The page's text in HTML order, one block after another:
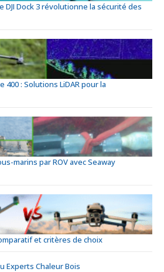
DJI Dock 3 révolutionne la sécurité des
400 : Solutions LiDAR pour la
marins par ROV avec Seaway
et critères de choix
Experts Chaleur Bois